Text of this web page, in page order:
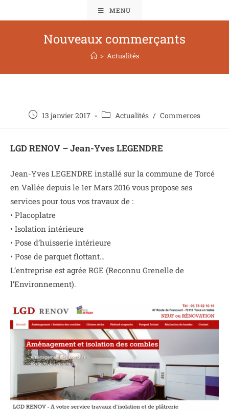
MENU
Nouveaux commerçants
> Actualités
13 janvier 2017 Actualités / Commerces
LGD RENOV – Jean-Yves LEGENDRE
Jean-Yves LEGENDRE installé sur la commune de Torcé
en Vallée depuis le 1er Mars 2016 vous propose ses
services pour tous vos travaux de :
• Placoplatre
• Isolation intérieure
• Pose d’huisserie intérieure
• Pose de parquet flottant…
L’entreprise est agrée RGE (Reconnu Grenelle de
l’Environnement).